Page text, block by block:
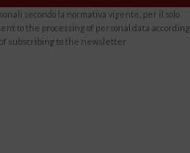
secondo la normativa vigente, per il solo
to the processing of personal data according
subscribing to the newsletter